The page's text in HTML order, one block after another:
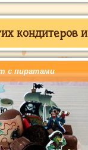
кондитеров
с пиратами